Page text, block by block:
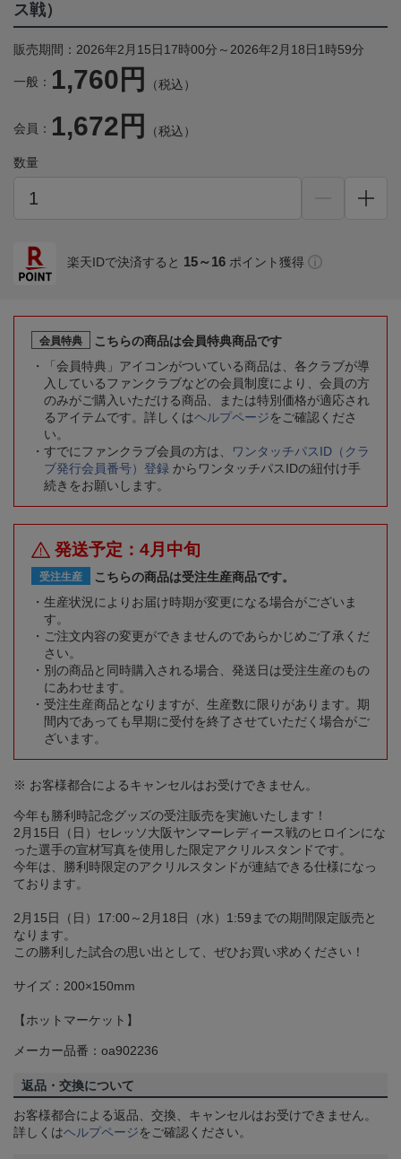
ス戦）
販売期間：2026年2月15日17時00分～2026年2月18日1時59分
一般： 1,760円 （税込）
会員： 1,672円 （税込）
数量
楽天IDで決済すると 15～16 ポイント獲得
会員特典
こちらの商品は会員特典商品です
「会員特典」アイコンがついている商品は、各クラブが導
入しているファンクラブなどの会員制度により、会員の方
のみがご購入いただける商品、または特別価格が適応され
るアイテムです。詳しくはヘルプページをご確認くださ
い。
すでにファンクラブ会員の方は、
ワンタッチパスID（クラ
ブ発行会員番号）登録 からワンタッチパスIDの紐付け手
続きをお願いします。
発送予定：4月中旬
受注生産
こちらの商品は受注生産商品です。
生産状況によりお届け時期が変更になる場合がございま
す。
ご注文内容の変更ができませんのであらかじめご了承くだ
さい。
別の商品と同時購入される場合、発送日は受注生産のもの
にあわせます。
受注生産商品となりますが、生産数に限りがあります。期
間内であっても早期に受付を終了させていただく場合がご
ざいます。
※ お客様都合によるキャンセルはお受けできません。
今年も勝利時記念グッズの受注販売を実施いたします！
2月15日（日）セレッソ大阪ヤンマーレディース戦のヒロインにな
った選手の宣材写真を使用した限定アクリルスタンドです。
今年は、勝利時限定のアクリルスタンドが連結できる仕様になっ
ております。
2月15日（日）17:00～2月18日（水）1:59までの期間限定販売と
なります。
この勝利した試合の思い出として、ぜひお買い求めください！
サイズ：200×150mm
【ホットマーケット】
メーカー品番：oa902236
返品・交換について
お客様都合による返品、交換、キャンセルはお受けできません。
詳しくはヘルプページをご確認ください。